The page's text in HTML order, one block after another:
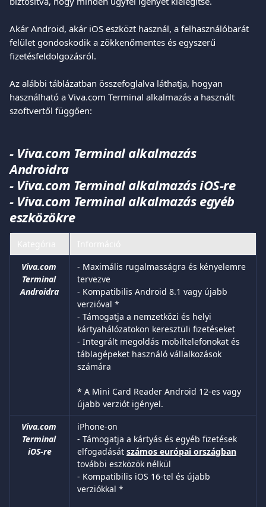
Akár Android, akár iOS eszközt használ, a felhasználóbarát
felület gondoskodik a zökkenőmentes és egyszerű
fizetésfeldolgozásról.
Az alábbi táblázatban összefoglalva láthatja, hogyan
használható a Viva.com Terminal alkalmazás a használt
szoftvertől függően:
- Viva.com Terminal alkalmazás
Androidra
- Viva.com Terminal alkalmazás iOS-re
- Viva.com Terminal alkalmazás egyéb
eszközökre
Viva.com
Terminal
Androidra
- Maximális rugalmasságra és kényelemre
tervezve
- Kompatibilis Android 8.1 vagy újabb
verzióval *
- Támogatja a nemzetközi és helyi
kártyahálózatokon keresztüli fizetéseket
- Integrált megoldás mobiltelefonokat és
táblagépeket használó vállalkozások
számára
* A Mini Card Reader Android 12-es vagy
újabb verziót igényel.
Viva.com
Terminal
iOS-re
iPhone-on
- Támogatja a kártyás és egyéb fizetések
elfogadását számos európai országban
további eszközök nélkül
- Kompatibilis iOS 16-tel és újabb
verziókkal *